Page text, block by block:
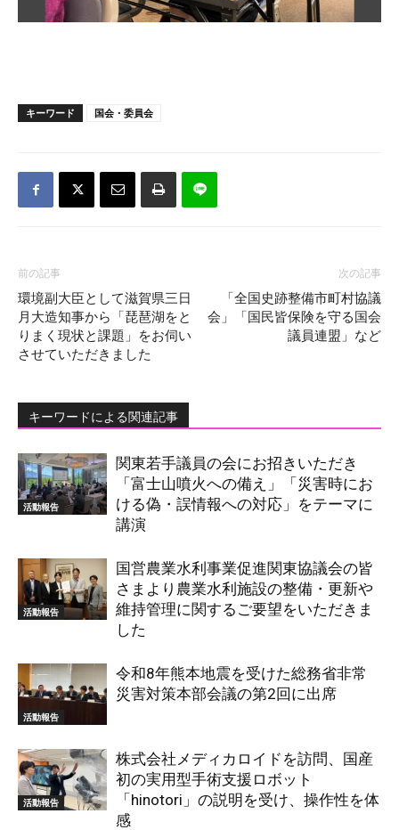
キーワード 国会・委員会
前の記事
環境副大臣として滋賀県三日
月大造知事から「琵琶湖をと
りまく現状と課題」をお伺い
させていただきました
次の記事
「全国史跡整備市町村協議
会」「国民皆保険を守る国会
議員連盟」など
キーワードによる関連記事
活動報告
関東若手議員の会にお招きいただき
「富士山噴火への備え」「災害時にお
ける偽・誤情報への対応」をテーマに
講演
活動報告
国営農業水利事業促進関東協議会の皆
さまより農業水利施設の整備・更新や
維持管理に関するご要望をいただきま
した
活動報告
令和8年熊本地震を受けた総務省非常
災害対策本部会議の第2回に出席
活動報告
株式会社メディカロイドを訪問、国産
初の実用型手術支援ロボット
「hinotori」の説明を受け、操作性を体
感